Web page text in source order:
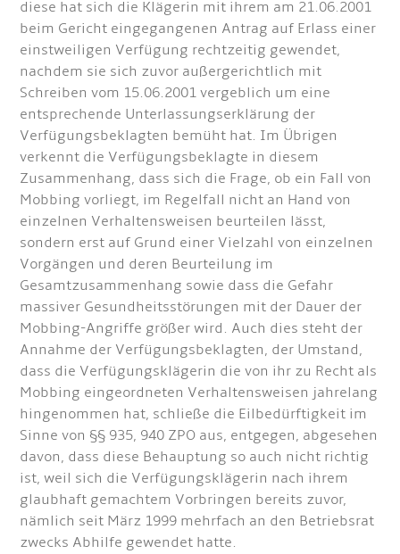
diese hat sich die Klägerin mit ihrem am 21.06.2001
beim Gericht eingegangenen Antrag auf Erlass einer
einstweiligen Verfügung rechtzeitig gewendet,
nachdem sie sich zuvor außergerichtlich mit
Schreiben vom 15.06.2001 vergeblich um eine
entsprechende Unterlassungserklärung der
Verfügungsbeklagten bemüht hat. Im Übrigen
verkennt die Verfügungsbeklagte in diesem
Zusammenhang, dass sich die Frage, ob ein Fall von
Mobbing vorliegt, im Regelfall nicht an Hand von
einzelnen Verhaltensweisen beurteilen lässt,
sondern erst auf Grund einer Vielzahl von einzelnen
Vorgängen und deren Beurteilung im
Gesamtzusammenhang sowie dass die Gefahr
massiver Gesundheitsstörungen mit der Dauer der
Mobbing-Angriffe größer wird. Auch dies steht der
Annahme der Verfügungsbeklagten, der Umstand,
dass die Verfügungsklägerin die von ihr zu Recht als
Mobbing eingeordneten Verhaltensweisen jahrelang
hingenommen hat, schließe die Eilbedürftigkeit im
Sinne von §§ 935, 940 ZPO aus, entgegen, abgesehen
davon, dass diese Behauptung so auch nicht richtig
ist, weil sich die Verfügungsklägerin nach ihrem
glaubhaft gemachtem Vorbringen bereits zuvor,
nämlich seit März 1999 mehrfach an den Betriebsrat
zwecks Abhilfe gewendet hatte.